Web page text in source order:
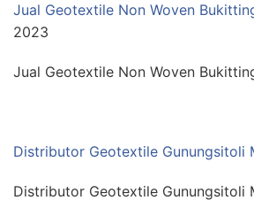
Jual Geotextile Non Woven
2023
Jual Geotextile Non Woven
Distributor Geotextile Gunungsitoli
Distributor Geotextile Gunungsitoli